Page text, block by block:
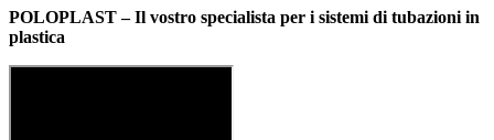
POLOPLAST – Il vostro specialista per i sistemi di tubazioni in
plastica